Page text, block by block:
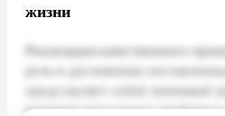
жизни